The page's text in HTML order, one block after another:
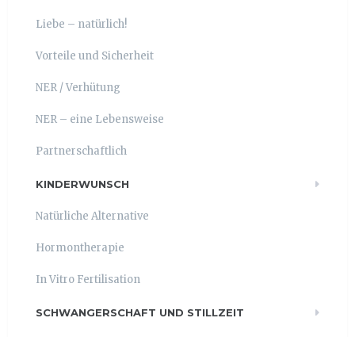
Liebe – natürlich!
Vorteile und Sicherheit
NER / Verhütung
NER – eine Lebensweise
Partnerschaftlich
KINDERWUNSCH
Natürliche Alternative
Hormontherapie
In Vitro Fertilisation
SCHWANGERSCHAFT UND STILLZEIT